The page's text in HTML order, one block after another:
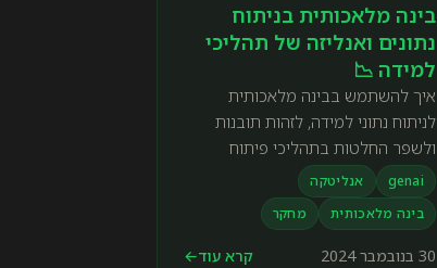
בינה מלאכותית בניתוח
נתונים ואנליזה של תהליכי
למידה 📉
איך להשתמש בבינה מלאכותית
לניתוח נתוני למידה, לזהות תובנות
ולשפר החלטות בתהליכי פיתוח
למידה.
genai
אנליטקה
בינה מלאכותית
מחקר
30 בנובמבר 2024 קרא עוד←